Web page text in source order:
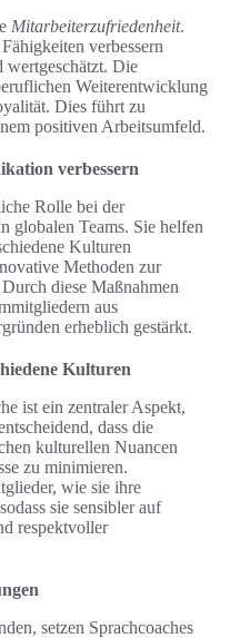
Mitarbeiterzufriedenheit.
verbessern
wertgeschätzt. Die
Weiterentwicklung
Dies führt zu
positiven Arbeitsumfeld.
verbessern
Rolle bei der
globalen Teams. Sie helfen
Kulturen
Methoden zur
diese Maßnahmen
aus
erheblich gestärkt.
Kulturen
ist ein zentraler Aspekt,
dass die
kulturellen Nuancen
zu minimieren.
wie sie ihre
sie sensibler auf
respektvoller
setzen Sprachcoaches